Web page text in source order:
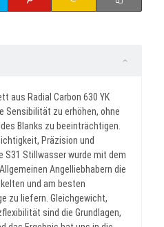
aus Radial Carbon 630 YK
zu erhöhen, ohne
Blanks zu beeinträchtigen.
Präzision und
S31 Stillwasser wurde mit dem
Angelliebhabern die
und am besten
zu liefern. Gleichgewicht,
sind die Grundlagen,